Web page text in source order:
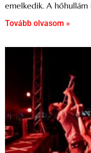
emelkedik. A hőhullám
Tovább olvasom »